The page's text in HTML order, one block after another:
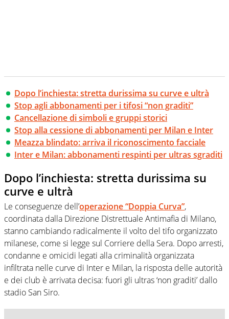
Dopo l’inchiesta: stretta durissima su curve e ultrà
Stop agli abbonamenti per i tifosi “non graditi”
Cancellazione di simboli e gruppi storici
Stop alla cessione di abbonamenti per Milan e Inter
Meazza blindato: arriva il riconoscimento facciale
Inter e Milan: abbonamenti respinti per ultras sgraditi
Dopo l’inchiesta: stretta durissima su
curve e ultrà
Le conseguenze dell’operazione “Doppia Curva”,
coordinata dalla Direzione Distrettuale Antimafia di Milano,
stanno cambiando radicalmente il volto del tifo organizzato
milanese, come si legge sul Corriere della Sera. Dopo arresti,
condanne e omicidi legati alla criminalità organizzata
infiltrata nelle curve di Inter e Milan, la risposta delle autorità
e dei club è arrivata decisa: fuori gli ultras ‘non graditi’ dallo
stadio San Siro.